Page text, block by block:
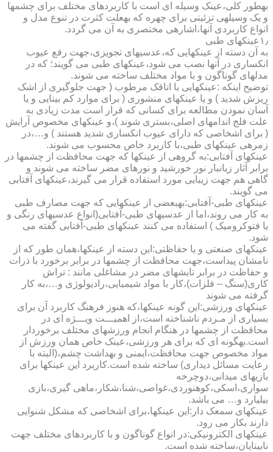
به­طور کلی،عینک وسیله ای است با کاربردهای مختلف برای چشمها
و یک وسیله­ی تزئینی برای چهره که به­علت کثرت در تنوع مدل و
انواع کاربردی آنها،اشاره­ی مختصری به آن می گردد.
۱٫عینکهای طبی
به آن دسته از عینکهایی که،عدسیهای تجویزی،جهت رفع عیوب
انکساری در آنها نصب می شود،عینکهای طبی می گویند؛ که در
مدلهای گوناگون و با مواد مختلف ساخته می شوند.
توضیح اینکه :عینکهایی با اتاقک مرطوب ( جهت جلوگیری از اشک
ریزش شدید ) و یا عینکهای منشوری ( برای موارد کم بینایی و یا
آسان نمودن مطالعه برای کسانی که قرار است مدت زیادی به
علت فلج اندامهای اصلی،بستری شوند )،و عینکهای مخصوص آرایش
( برای اشخاصی که دارای عیوب انکساری شدید هستند ) و…،در
زمره­ی عینکهای طبی،با کاربرد خاص محسوب می شوند.
عینکهای آفتابی:به گروهی از عینکها که جهت محافظت از چشمها در
برابر آثار زیانبار نور خورشید و نورهای مضر ساخته می شوند و
گاهی هم جهت زیبایی مورد استفاده قرار می گیرند،عینکهای آفتابی
می گویند.
عینکهای طبی-آفتابی:به­بعضی از عینکهایی که جهت مصارف طبی
به کار می روند،اما از عدسیهای طبی-آفتابی(انواع عدسیهای رنگی و
یا فتوکرومیک ) استفاده می کنند عینکهای طبی-آفتابی گفته می
شود.
عینکهای صنعتی و یا حفاظتی:این دسته از عینکها،همان طور که از
نامشان پیداست،جهت محافظت از چشمها در برابر برخورد با ذرات
و حفاظت در برابر تابشهای مضر در مشاغلی مانند : تراش
کاری(سنگ – فلزات)،کار با مواد شیمیایی،رادیولوژی و…،به کار
گرفته می شوند
عینکهای ورزشی:این گونه عینکها،که هنوز فرهنگ کاربرد آن برای
بسیاری از مـردم ناشناخته است،از اهمیـــت ویـــژه ای در
محافظت از چشمها در هنگام انجام ورزشهای مختلف برخوردار
است.به­گونه ای که برای هر ورزشی،عینک خاص همان ورزش از
مواد مخصوص جهت محافظت،ایمنی و بهداشت چشم،(البته با
رعایت مسائل دیداری) ساخته شده است.کاربرد این عینکها برای
بازیهای میدانی،دوچرخه
سواری،اسکی،کوهنوردی،غواصی،شنا،شکار،ماهی گیری،بازی
بیلیارد و… می باشد.
عینکهای سمعک دار:این عینکها،برای اشخاصی که مشکل شنوایی
دارند بکار می رود.
عینکهای الکترونیکی:در انواع گوناگون و با کاربردهای مختلف جهت
نابینایان،ساخته شده است.